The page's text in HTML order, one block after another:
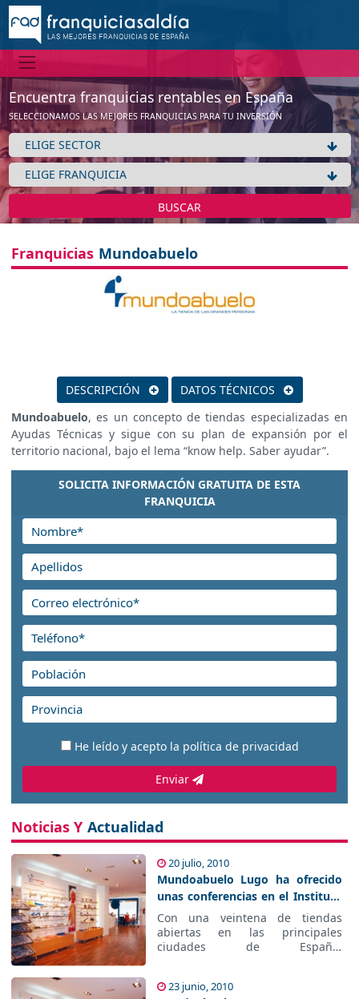
Encuentra franquicias rentables en España
SELECCIONAMOS LAS MEJORES FRANQUICIAS PARA TU INVERSIÓN
BUSCAR
Franquicias Mundoabuelo
DESCRIPCIÓN
DATOS TÉCNICOS
Mundoabuelo, es un concepto de tiendas especializadas en
Ayudas Técnicas y sigue con su plan de expansión por el
territorio nacional, bajo el lema “know help. Saber ayudar”.
SOLICITA INFORMACIÓN GRATUITA DE ESTA
FRANQUICIA
He leído y acepto la política de privacidad
Enviar
Noticias Y Actualidad
20 julio, 2010
Mundoabuelo Lugo ha ofrecido
unas conferencias en el Instituto
Portovello de Ourense
Con una veintena de tiendas
abiertas en las principales
ciudades de España,
comprometida para mejorar la
23 junio, 2010